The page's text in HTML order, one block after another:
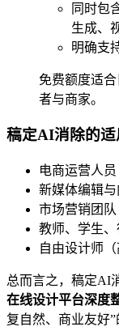
同时包
生成、
明确支
免费额度适
者与商家。
稿定AI消除的适
电商运营人
新媒体编辑与
市场营销团队
教师、学生、
自由设计师
总而言之，稿定AI
在线设计平台深度
复自然、商业友好